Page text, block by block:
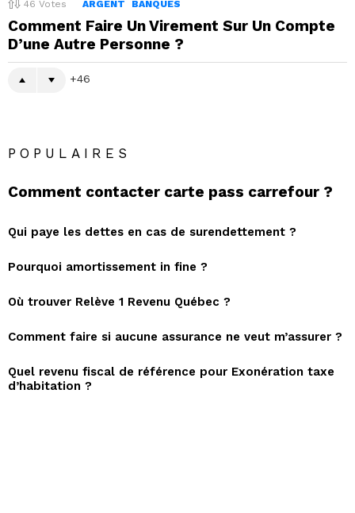
46 Votes ARGENT BANQUES
Comment Faire Un Virement Sur Un Compte
D’une Autre Personne ?
46
POPULAIRES
Comment contacter carte pass carrefour ?
Qui paye les dettes en cas de surendettement ?
Pourquoi amortissement in fine ?
Où trouver Relève 1 Revenu Québec ?
Comment faire si aucune assurance ne veut m’assurer ?
Quel revenu fiscal de référence pour Exonération taxe
d’habitation ?